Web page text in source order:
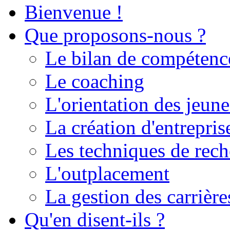
Bienvenue !
Que proposons-nous ?
Le bilan de
Le coaching
L'orientation des
La création
Les techniques de
L'outplacement
La gestion des
Qu'en disent-ils ?